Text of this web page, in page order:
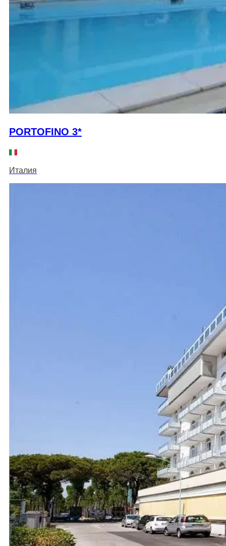
PORTOFINO 3*
Италия